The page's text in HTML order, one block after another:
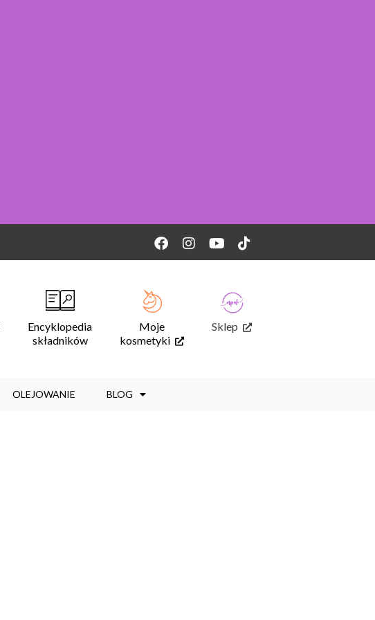
Facebook
Instagram
YoutubeTiktok
Encyklopedia
składników
Moje
kosmetyki
Sklep
OLEJOWANIE BLOG